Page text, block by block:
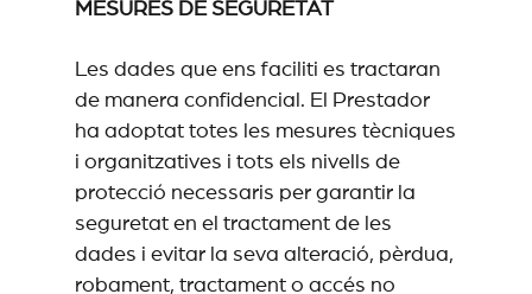
MESURES DE SEGURETAT
Les dades que ens faciliti es tractaran
de manera confidencial. El Prestador
ha adoptat totes les mesures tècniques
i organitzatives i tots els nivells de
protecció necessaris per garantir la
seguretat en el tractament de les
dades i evitar la seva alteració, pèrdua,
robament, tractament o accés no